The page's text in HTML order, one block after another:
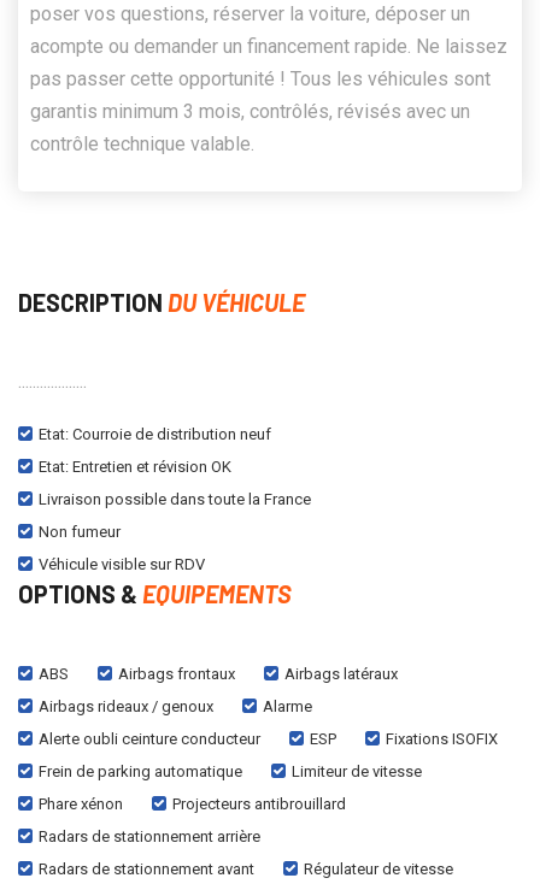
poser vos questions, réserver la voiture, déposer un
acompte ou demander un financement rapide. Ne laissez
pas passer cette opportunité ! Tous les véhicules sont
garantis minimum 3 mois, contrôlés, révisés avec un
contrôle technique valable.
DESCRIPTION DU VÉHICULE
Etat: Courroie de distribution neuf
Etat: Entretien et révision OK
Livraison possible dans toute la France
Non fumeur
Véhicule visible sur RDV
OPTIONS & EQUIPEMENTS
ABS Airbags frontaux
Airbags latéraux
Airbags rideaux / genoux
Alarme
Alerte oubli ceinture conducteur
ESP
Fixations ISOFIX
Frein de parking automatique
Limiteur de vitesse
Phare xénon
Projecteurs antibrouillard
Radars de stationnement arrière
Radars de stationnement avant
Régulateur de vitesse